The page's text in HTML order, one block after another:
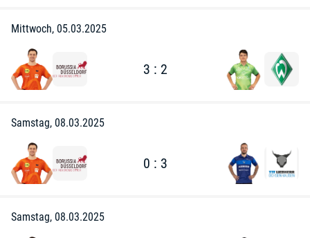
Mittwoch, 05.03.2025
3 : 2
Samstag, 08.03.2025
0 : 3
Samstag, 08.03.2025